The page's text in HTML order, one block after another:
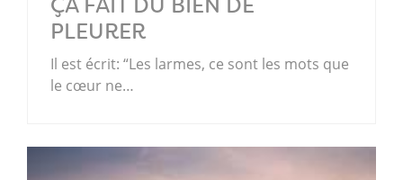
PLEURER
Il est écrit: “Les larmes, ce sont les mots que
le cœur ne…